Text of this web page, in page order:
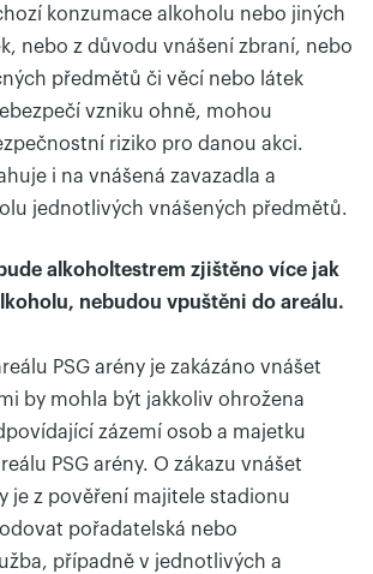
konzumace alkoholu nebo jiných
nebo z důvodu vnášení zbraní, nebo
předmětů či věcí nebo látek
vzniku ohně, mohou
riziko pro danou akci.
i na vnášená zavazadla a
jednotlivých vnášených předmětů.
alkoholtestrem zjištěno více jak
nebudou vpuštěni do areálu.
PSG arény je zakázáno vnášet
by mohla být jakkoliv ohrožena
zázemí osob a majetku
PSG arény. O zákazu vnášet
je z pověření majitele stadionu
pořadatelská nebo
případně v jednotlivých a